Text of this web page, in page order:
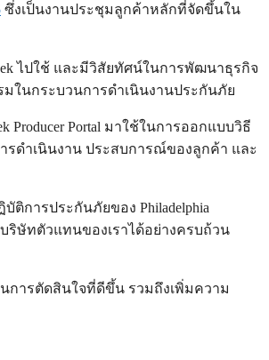
ซึ่งเป็นงานประชุมลูกค้าหลักที่จัดขึ้นใน
ไปใช้ และมีวิสัยทัศน์ในการพัฒนาธุรกิจ
ในกระบวนการดำเนินงานประกันภัย
Producer Portal มาใช้ในการออกแบบวิธี
ารดำเนินงาน ประสบการณ์ของลูกค้า และ
ติการประกันภัยของ Philadelphia
ริษัทตัวแทนของเราได้อย่างครบถ้วน
การตัดสินใจที่ดีขึ้น รวมถึงเพิ่มความ